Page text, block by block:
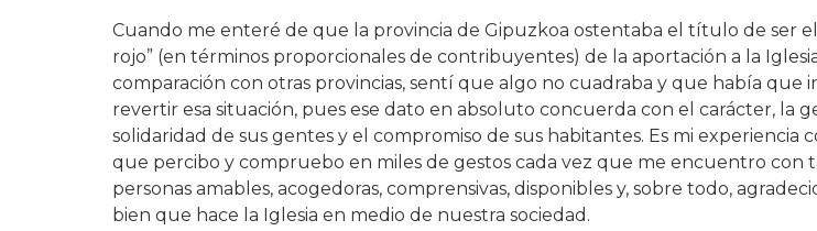
Cuando me enteré de que la provincia de Gipuzkoa ostentaba el título de ser
rojo” (en términos proporcionales de contribuyentes) de la aportación a la
comparación con otras provincias, sentí que algo no cuadraba y que había que
revertir esa situación, pues ese dato en absoluto concuerda con el carácter, la
solidaridad de sus gentes y el compromiso de sus habitantes. Es mi experiencia
que percibo y compruebo en miles de gestos cada vez que me encuentro con
personas amables, acogedoras, comprensivas, disponibles y, sobre todo,
bien que hace la Iglesia en medio de nuestra sociedad.